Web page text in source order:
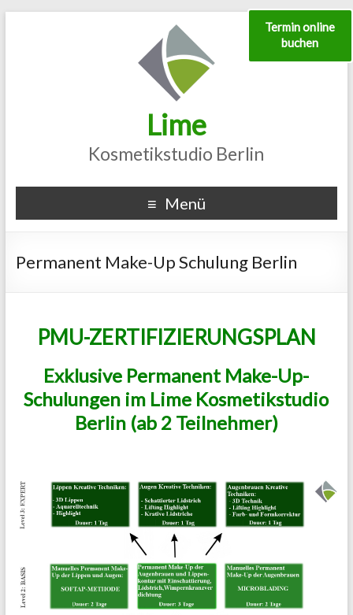
Lime
Kosmetikstudio Berlin
Termin online
buchen
Menü
Permanent Make-Up Schulung Berlin
PMU-ZERTIFIZIERUNGSPLAN
Exklusive Permanent Make-Up-
Schulungen im Lime Kosmetikstudio
Berlin (ab 2 Teilnehmer)